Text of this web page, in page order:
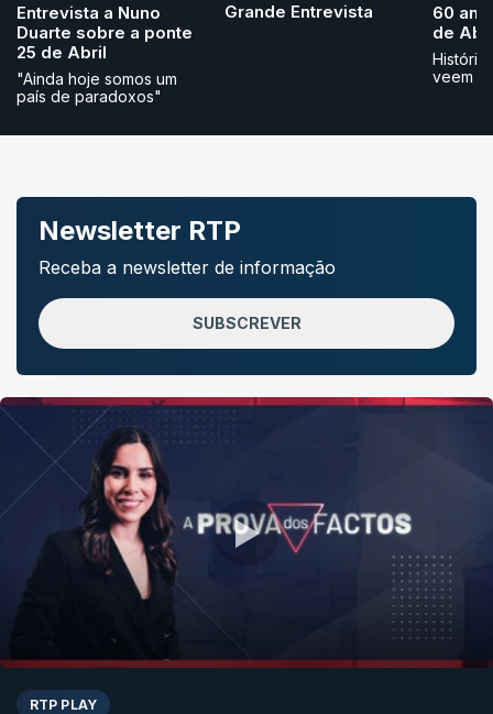
Entrevista a Nuno
Duarte sobre a ponte
25 de Abril
"Ainda hoje somos um
país de paradoxos"
Grande Entrevista
60
de
veem
Newsletter RTP
Receba a newsletter de informação
SUBSCREVER
RTP PLAY